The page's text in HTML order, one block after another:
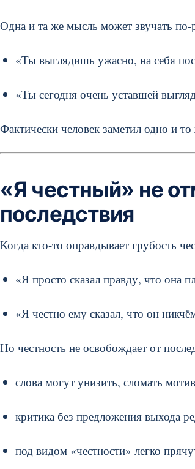
Одна и та же мысль может звучать по-
«Ты выглядишь ужасно, на себя
«Ты сегодня очень уставшей
Фактически человек заметил одно и
«Я честный» не
последствия
Когда кто-то оправдывает грубость
«Я просто сказал правду, что она
«Я честно ему сказал, что он
Но честность не освобождает от
слова могут унизить, сломать
критика без предложения выхода
под видом «честности» легко